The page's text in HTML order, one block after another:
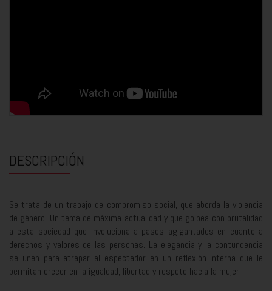
DESCRIPCIÓN
Se trata de un trabajo de compromiso social, que aborda la violencia
de género. Un tema de máxima actualidad y que golpea con brutalidad
a esta sociedad que involuciona a pasos agigantados en cuanto a
derechos y valores de las personas. La elegancia y la contundencia
se unen para atrapar al espectador en un reflexión interna que le
permitan crecer en la igualdad, libertad y respeto hacia la mujer.